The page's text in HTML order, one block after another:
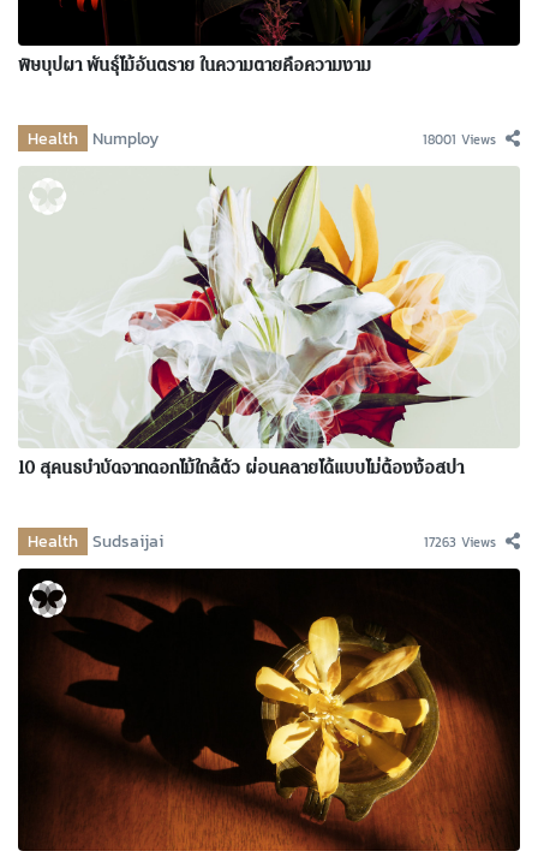
พิษบุปผา พันธุ์ไม้อันตราย ในความตายคือความงาม
Health Numploy 18001 Views
10 สุคนธบำบัดจากดอกไม้ใกล้ตัว ผ่อนคลายได้แบบไม่ต้องง้อสปา
Health Sudsaijai 17263 Views